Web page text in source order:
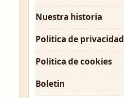
Nuestra historia
Politica de privacidad
Politica de cookies
Boletin